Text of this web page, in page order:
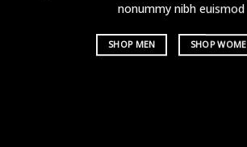
nonummy nibh euismod
SHOP MEN SHOP